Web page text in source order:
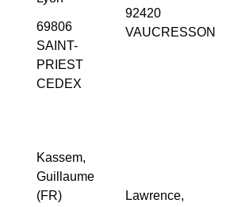
69806
SAINT-
PRIEST
CEDEX
92420
VAUCRESSON
Kassem,
Guillaume
(FR)
Lawrence,